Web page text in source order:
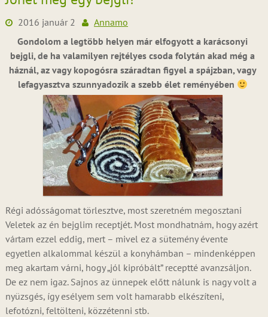
2016 január 2
Annamo
Gondolom a legtöbb helyen már elfogyott a karácsonyi
bejgli, de ha valamilyen rejtélyes csoda folytán akad még a
háznál, az vagy kopogósra száradtan figyel a spájzban, vagy
lefagyasztva szunnyadozik a szebb élet reményében
Régi adósságomat törlesztve, most szeretném megosztani
Veletek az én bejglim receptjét. Most mondhatnám, hogy azért
vártam ezzel eddig, mert – mivel ez a sütemény évente
egyetlen alkalommal készül a konyhámban – mindenképpen
meg akartam várni, hogy „jól kipróbált” receptté avanzsáljon.
De ez nem igaz. Sajnos az ünnepek előtt nálunk is nagy volt a
nyüzsgés, így esélyem sem volt hamarabb elkészíteni,
lefotózni, feltölteni, közzétenni stb.